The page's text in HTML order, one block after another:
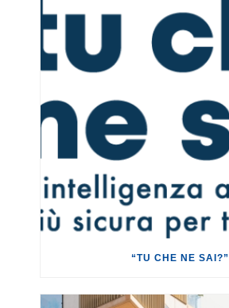
“TU CHE NE SAI?”